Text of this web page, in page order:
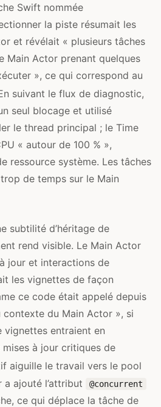
Swift nommée
la piste résumait les
et révélait « plusieurs tâches
Main Actor prenant quelques
», ce qui correspond au
suivant le flux de diagnostic,
seul blocage et utilisé
le thread principal ; le Time
« autour de 100 % »,
ressource système. Les tâches
de temps sur le Main
subtilité d’héritage de
rend visible. Le Main Actor
jour et interactions de
les vignettes de façon
ce code était appelé depuis
du Main Actor », si
vignettes entraient en
à jour critiques de
aiguille le travail vers le pool
a ajouté l’attribut
@concurrent
ce qui déplace la tâche de